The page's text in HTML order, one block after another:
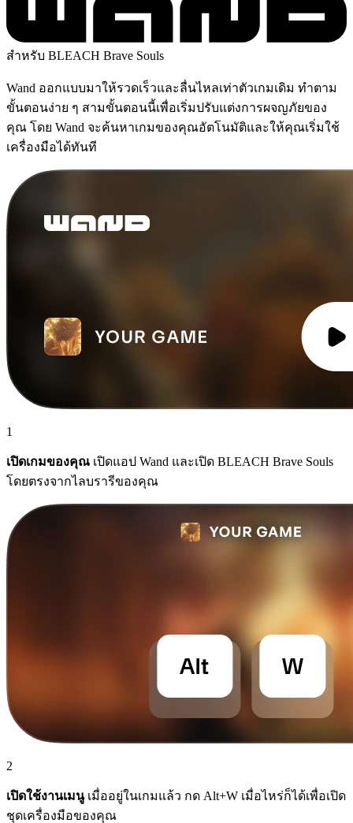
สำหรับ BLEACH Brave Souls
Wand ออกแบบมาให้รวดเร็วและลื่นไหลเท่าตัวเกมเดิม ทำตาม
ขั้นตอนง่าย ๆ สามขั้นตอนนี้เพื่อเริ่มปรับแต่งการผจญภัยของ
คุณ โดย Wand จะค้นหาเกมของคุณอัตโนมัติและให้คุณเริ่มใช้
เครื่องมือได้ทันที
1
เปิดเกมของคุณ เปิดแอป Wand และเปิด BLEACH Brave Souls
โดยตรงจากไลบรารีของคุณ
2
เปิดใช้งานเมนูเมื่ออยู่ในเกมแล้ว กด Alt+W เมื่อไหร่ก็ได้เพื่อเปิด
ชุดเครื่องมือของคุณ